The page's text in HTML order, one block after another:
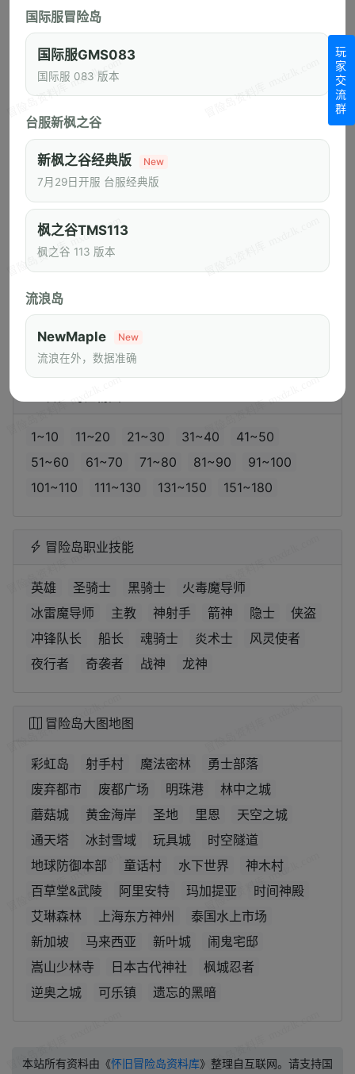
国际服冒险岛
国际服GMS083
国际服 083 版本
台服新枫之谷
新枫之谷经典版 New
7月29日开服 台服经典版
枫之谷TMS113
枫之谷 113 版本
流浪岛
NewMaple New
流浪在外，数据准确
《冒险岛》怀旧服开服首日服务器登录拥挤致歉公告
冒险券及VIP会员成长值累积说明
“预约即送嘿嘿蘑菇帽”活动发奖公告
关于《冒险岛》怀旧服预创建火爆及关闭预创建通知
《冒险岛》怀旧服今日正式上线！
关于《冒险岛》怀旧服预创建火爆及新增服务器的说明
热门频道
冒险岛经典世界
游戏攻略
新枫之谷经典版
副本攻略
视频
1~10 11~20 21~30 31~40
41~50
51~60
61~70 71~80 81~90
91~100
101~110
111~130 131~150 151~180
冒险岛职业技能
英雄 圣骑士 黑骑士
火毒魔导师
冰雷魔导师
主教 神射手 箭神 隐士
侠盗
冲锋队长
船长 魂骑士 炎术士
风灵使者
夜行者
奇袭者 战神 龙神
冒险岛大图地图
彩虹岛 射手村 魔法密林
勇士部落
废弃都市
废都广场 明珠港
林中之城
蘑菇城
黄金海岸 圣地 里恩
天空之城
通天塔
冰封雪域 玩具城
时空隧道
地球防御本部
童话村 水下世界
神木村
百草堂&武陵
阿里安特 玛加提亚
时间神殿
艾琳森林
上海东方神州
泰国水上市场
新加坡
马来西亚 新叶城
闹鬼宅邸
嵩山少林寺
日本古代神社
枫城忍者
逆奥之城
可乐镇 遗忘的黑暗
本站所有资料由《怀旧冒险岛资料库》整理自互联网。请支持国
玩
家
交
流
群